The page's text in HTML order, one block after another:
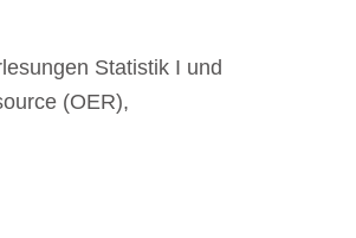
Statistik I und
(OER),